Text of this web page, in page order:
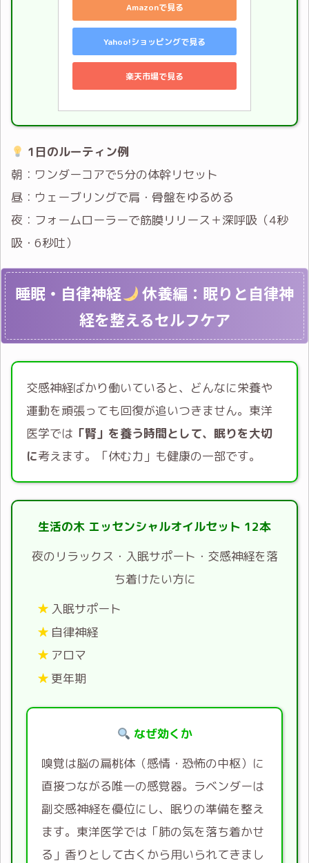
Amazonで見る
Yahoo!ショッピングで見る
楽天市場で見る
1日のルーティン例
朝：ワンダーコアで5分の体幹リセット
昼：ウェーブリングで肩・骨盤をゆるめる
夜：フォームローラーで筋膜リリース＋深呼吸（4秒
吸・6秒吐）
睡眠・自律神経
休養編：眠りと自律神
経を整えるセルフケア
交感神経ばかり働いていると、どんなに栄養や
運動を頑張っても回復が追いつきません。東洋
医学では 「腎」を養う時間として、眠りを大切
に考えます。「休む力」も健康の一部です。
生活の木 エッセンシャルオイルセット 12本
夜のリラックス・入眠サポート・交感神経を落
ち着けたい方に
入眠サポート
自律神経
アロマ
更年期
なぜ効くか
嗅覚は脳の扁桃体（感情・恐怖の中枢）に
直接つながる唯一の感覚器。ラベンダーは
副交感神経を優位にし、眠りの準備を整え
ます。東洋医学では「肺の気を落ち着かせ
る」香りとして古くから用いられてきまし